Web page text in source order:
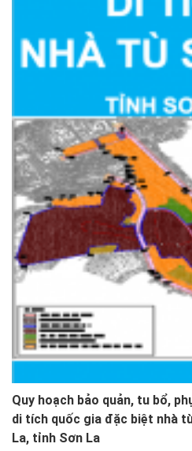
Quy hoạch bảo quản, tu bổ,
di tích quốc gia đặc biệt nhà
La, tỉnh Sơn La